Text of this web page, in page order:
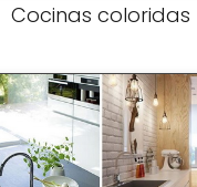
Cocinas coloridas